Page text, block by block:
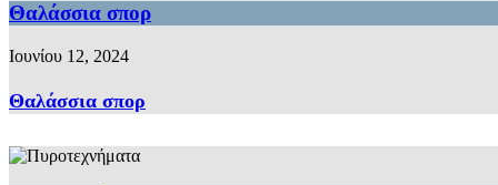
Θαλάσσια σπορ
Ιουνίου 12, 2024
Θαλάσσια σπορ